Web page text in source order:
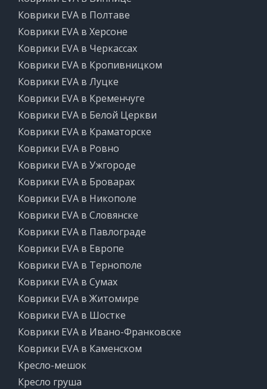
Коврики EVA в Полтаве
Коврики EVA в Херсоне
Коврики EVA в Черкассах
Коврики EVA в Кропивницком
Коврики EVA в Луцке
Коврики EVA в Кременчуге
Коврики EVA в Белой Церкви
Коврики EVA в Краматорске
Коврики EVA в Ровно
Коврики EVA в Ужгороде
Коврики EVA в Броварах
Коврики EVA в Никополе
Коврики EVA в Словянске
Коврики EVA в Павлограде
Коврики EVA в Европе
Коврики EVA в Тернополе
Коврики EVA в Сумах
Коврики EVA в Житомире
Коврики EVA в Шостке
Коврики EVA в Ивано-Франковске
Коврики EVA в Каменском
Кресло-мешок
Кресло груша